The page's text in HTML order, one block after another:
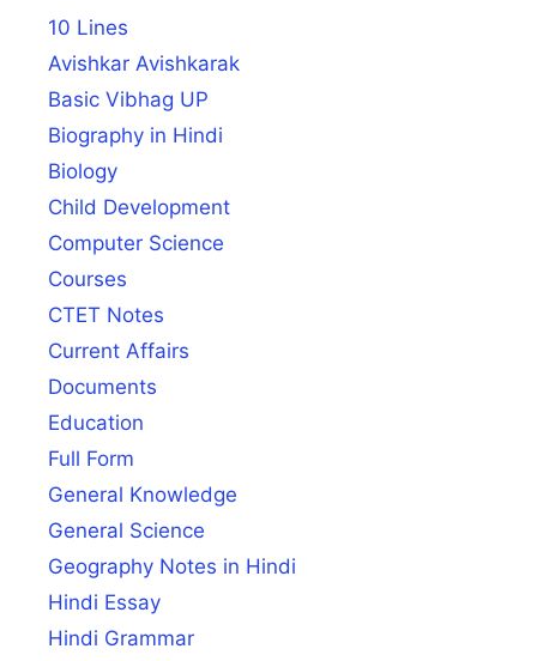
10 Lines
Avishkar Avishkarak
Basic Vibhag UP
Biography in Hindi
Biology
Child Development
Computer Science
Courses
CTET Notes
Current Affairs
Documents
Education
Full Form
General Knowledge
General Science
Geography Notes in Hindi
Hindi Essay
Hindi Grammar